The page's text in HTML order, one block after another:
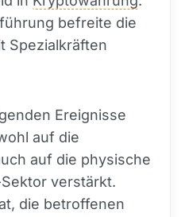
befreite die
Spezialkräften
Ereignisse
auf die
auf die physische
verstärkt.
die betroffenen